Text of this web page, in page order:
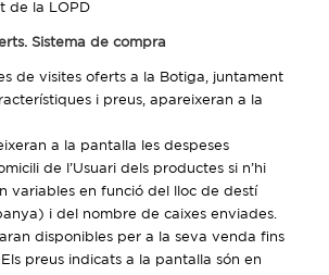
de la LOPD
Sistema de compra
de visites oferts a la Botiga, juntament
i preus, apareixeran a la
a la pantalla les despeses
de l’Usuari dels productes si n’hi
variables en funció del lloc de destí
i del nombre de caixes enviades.
disponibles per a la seva venda fins
Els preus indicats a la pantalla són en